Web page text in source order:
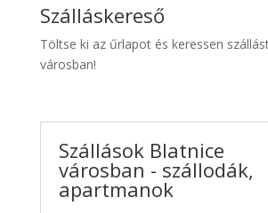
Kiwi
Taxi
Szálláskereső
Töltse ki az űrlapot és keressen
városban!
Szállások Blatnice
városban - szállodák,
apartmanok